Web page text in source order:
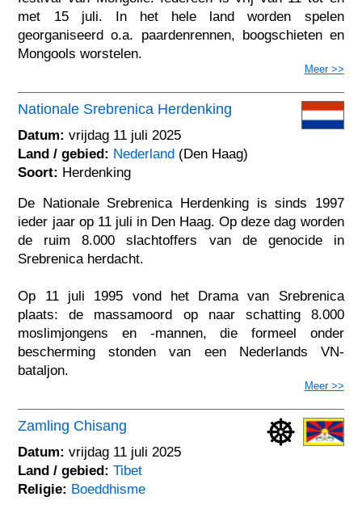
met 15 juli. In het hele land worden spelen
georganiseerd o.a. paardenrennen, boogschieten en
Mongools worstelen.
Meer >>
Nationale Srebrenica Herdenking
Datum: vrijdag 11 juli 2025
Land / gebied: Nederland (Den Haag)
Soort: Herdenking
De Nationale Srebrenica Herdenking is sinds 1997
ieder jaar op 11 juli in Den Haag. Op deze dag worden
de ruim 8.000 slachtoffers van de genocide in
Srebrenica herdacht.
Op 11 juli 1995 vond het Drama van Srebrenica
plaats: de massamoord op naar schatting 8.000
moslimjongens en -mannen, die formeel onder
bescherming stonden van een Nederlands VN-
bataljon.
Meer >>
Zamling Chisang
Datum: vrijdag 11 juli 2025
Land / gebied: Tibet
Religie: Boeddhisme